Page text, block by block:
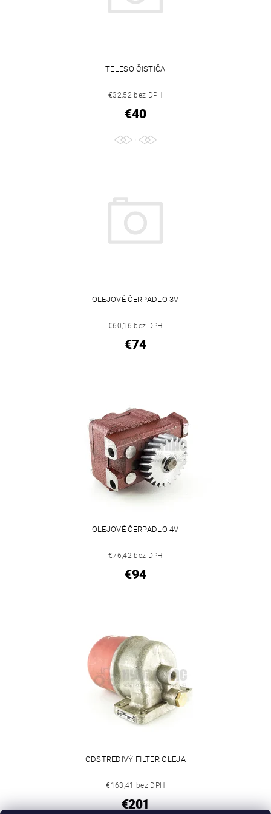
TELESO ČISTIČA
€32,52 bez DPH
€40
OLEJOVÉ ČERPADLO 3V
€60,16 bez DPH
€74
OLEJOVÉ ČERPADLO 4V
€76,42 bez DPH
€94
ODSTREDIVÝ FILTER OLEJA
€163,41 bez DPH
€201